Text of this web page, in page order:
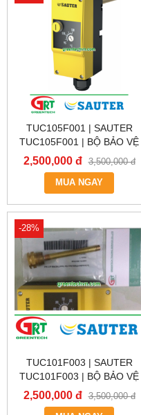
TUC105F001 | SAUTER
TUC105F001 | BỘ BẢO VỆ
QUÁ NHIỆT TUC105F001 |
OVERHEAT DETECTOR
TUC105F001 | SAUTER
VIETNAM
2,500,000 đ 3,500,000 đ
MUA NGAY
-28%
TUC101F003 | SAUTER
TUC101F003 | BỘ BẢO VỆ
QUÁ NHIỆT TUC101F003 |
OVERHEAT DETECTOR
2,500,000 đ 3,500,000 đ